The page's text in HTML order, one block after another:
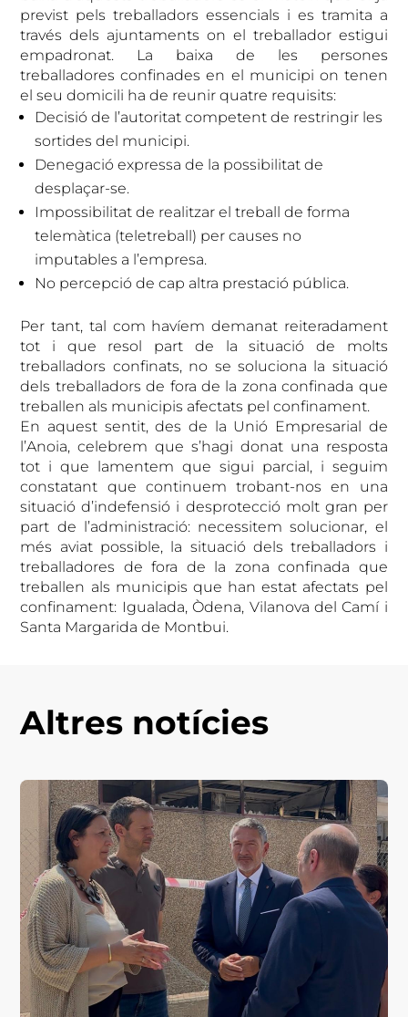
previst pels treballadors essencials i es tramita a
través dels ajuntaments on el treballador estigui
empadronat. La baixa de les persones
treballadores confinades en el municipi on tenen
el seu domicili ha de reunir quatre requisits:
Decisió de l’autoritat competent de restringir les
sortides del municipi.
Denegació expressa de la possibilitat de
desplaçar-se.
Impossibilitat de realitzar el treball de forma
telemàtica (teletreball) per causes no
imputables a l’empresa.
No percepció de cap altra prestació pública.
Per tant, tal com havíem demanat reiteradament
tot i que resol part de la situació de molts
treballadors confinats, no se soluciona la situació
dels treballadors de fora de la zona confinada que
treballen als municipis afectats pel confinament.
En aquest sentit, des de la Unió Empresarial de
l’Anoia, celebrem que s’hagi donat una resposta
tot i que lamentem que sigui parcial, i seguim
constatant que continuem trobant-nos en una
situació d’indefensió i desprotecció molt gran per
part de l’administració: necessitem solucionar, el
més aviat possible, la situació dels treballadors i
treballadores de fora de la zona confinada que
treballen als municipis que han estat afectats pel
confinament: Igualada, Òdena, Vilanova del Camí i
Santa Margarida de Montbui.
Altres notícies